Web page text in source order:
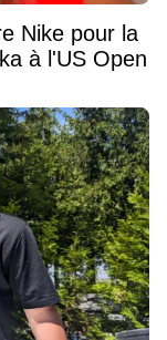
Nike pour la
à l'US Open